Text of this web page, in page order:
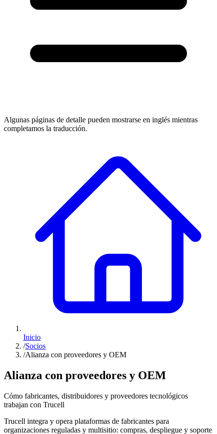
Algunas páginas de detalle pueden mostrarse en inglés mientras
completamos la traducción.
Inicio
/Socios
/Alianza con proveedores y OEM
Alianza con proveedores y OEM
Cómo fabricantes, distribuidores y proveedores tecnológicos
trabajan con Trucell
Trucell integra y opera plataformas de fabricantes para
organizaciones reguladas y multisitio: compras, despliegue y soporte